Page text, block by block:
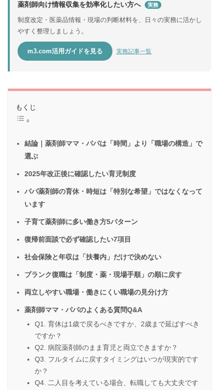
薬剤師向け情報収集を効率化したい方へ 実務
制度改定・医薬品情報・現場の判断材料を、日々の実務に活かし
やすく整理しましょう。
m3.com活用ガイドを見る 実務記事一覧
もくじ
結論｜薬剤師ママ・パパは「時間」より「職場の構造」で
選ぶ
2025年改正後に確認したい育児制度
パパ薬剤師の育休・時短は「特別な希望」ではなくなって
います
子育て薬剤師に多い働き方5パターン
復帰前面談で必ず確認したい7項目
社会保険と年収は「扶養内」だけで決めない
ブランク復職は「制度・薬・現場手順」の順に戻す
両立しやすい職場・働きにくい職場の見分け方
薬剤師ママ・パパのよくある質問Q&A
Q1. 育休は1歳で戻るべきですか、2歳まで延ばすべき
ですか？
Q2. 病院薬剤師のまま育児と両立できますか？
Q3. フルタイムに戻すタイミングはいつが現実的です
か？
Q4. 二人目を考えている場合、転職しても大丈夫です